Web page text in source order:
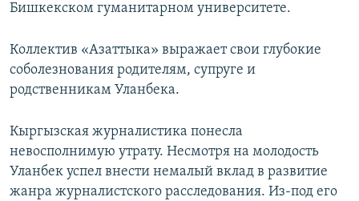
Бишкекском гуманитарном университете.
Коллектив «Азаттыка» выражает свои глубокие
соболезнования родителям, супруге и
родственникам Уланбека.
Кыргызская журналистика понесла
невосполнимую утрату. Несмотря на молодость
Уланбек успел внести немалый вклад в развитие
жанра журналистского расследования. Из-под его